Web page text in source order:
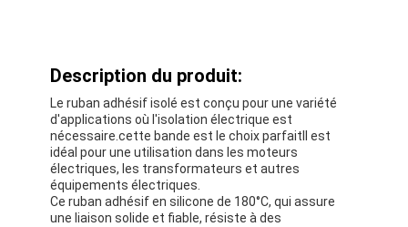
Description du produit:
Le ruban adhésif isolé est conçu pour une variété
d'applications où l'isolation électrique est
nécessaire.cette bande est le choix parfaitIl est
idéal pour une utilisation dans les moteurs
électriques, les transformateurs et autres
équipements électriques.
Ce ruban adhésif en silicone de 180°C, qui assure
une liaison solide et fiable, résiste à des